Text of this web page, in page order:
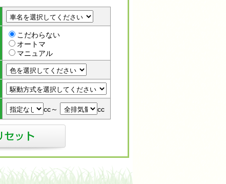
こだわらない
オートマ
マニュアル
cc～ cc